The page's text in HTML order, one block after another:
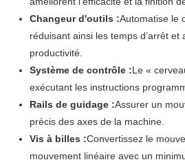
Changeur d'outils :Automatise le
réduisant ainsi les temps d’arrêt et
productivité.
Système de contrôle :Le «
exécutant les instructions
Rails de guidage :Assurer un
précis des axes de la machine.
Vis à billes :Convertissez le
mouvement linéaire avec un